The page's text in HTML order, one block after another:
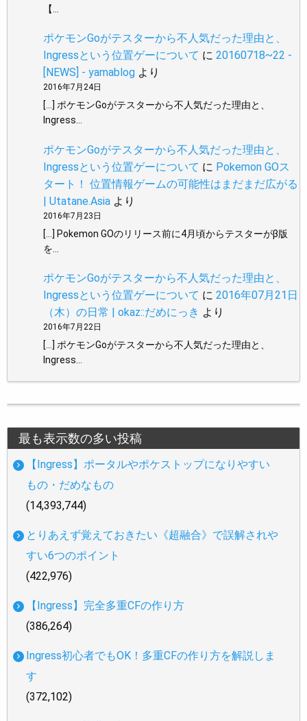
【…
ポケモンGoがテスターから不人気だった理由と、
Ingressという位置ゲーについて に 20160718~22 -
[NEWS] - yamablog より
2016年7月24日
[…] ポケモンGoがテスターから不人気だった理由と、
Ingress…
ポケモンGoがテスターから不人気だった理由と、
Ingressという位置ゲーについて に Pokemon GOス
タート！ 位置情報ゲームの可能性はまだまだ広がる
| Utatane.Asia より
2016年7月23日
[…] Pokemon GOのリリース前に4月頃からテスターがβ版
を…
ポケモンGoがテスターから不人気だった理由と、
Ingressという位置ゲーについて に 2016年07月21日
（木）の日常 | okaz::だめにっき より
2016年7月22日
[…] ポケモンGoがテスターから不人気だった理由と、
Ingress…
最も表示数の多い投稿
【Ingress】ポータルやポケストップになりやすい
もの・だめなもの
(14,393,744)
とりあえず覚えておきたい《超融合》で誤解されや
すい6つのポイント
(422,976)
【Ingress】完全多重CFの作り方
(386,264)
Ingress初心者でもOK！多重CFの作り方を解説しま
す
(372,102)